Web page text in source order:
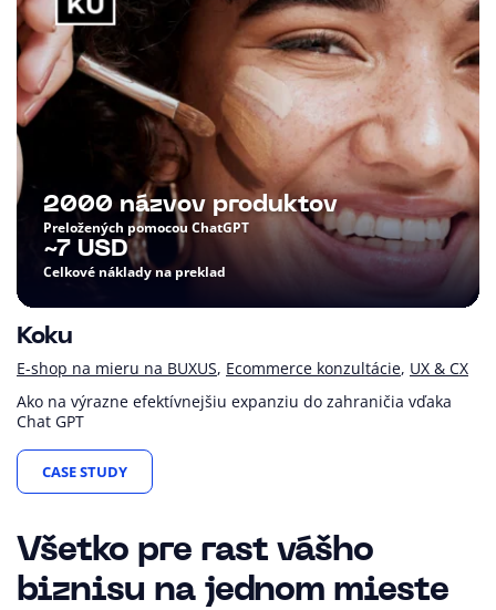
Preložených pomocou ChatGPT
2000 názvov produktov
Celkové náklady na preklad
~7 USD
Koku
E-shop na mieru na BUXUS Ecommerce konzultácie UX & CX
Ako na výrazne efektívnejšiu expanziu do zahraničia vďaka
Chat GPT
CASE STUDY
Všetko pre rast vášho
biznisu na jednom mieste